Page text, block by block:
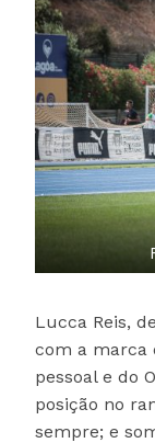
Lucca Reis,
com a marca
pessoal e do
posição no
sempre; e